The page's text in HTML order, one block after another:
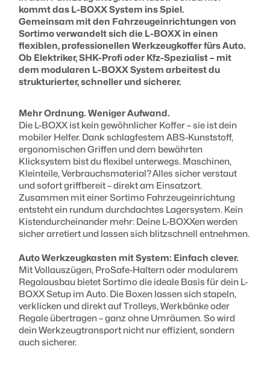
kommt das L-BOXX System ins Spiel.
Gemeinsam mit den Fahrzeugeinrichtungen von
Sortimo verwandelt sich die L-BOXX in einen
flexiblen, professionellen Werkzeugkoffer fürs Auto.
Ob Elektriker, SHK-Profi oder Kfz-Spezialist – mit
dem modularen L-BOXX System arbeitest du
strukturierter, schneller und sicherer.
Mehr Ordnung. Weniger Aufwand.
Die L-BOXX ist kein gewöhnlicher Koffer – sie ist dein
mobiler Helfer. Dank schlagfestem ABS-Kunststoff,
ergonomischen Griffen und dem bewährten
Klicksystem bist du flexibel unterwegs. Maschinen,
Kleinteile, Verbrauchsmaterial? Alles sicher verstaut
und sofort griffbereit – direkt am Einsatzort.
Zusammen mit einer Sortimo Fahrzeugeinrichtung
entsteht ein rundum durchdachtes Lagersystem. Kein
Kistendurcheinander mehr: Deine L-BOXXen werden
sicher arretiert und lassen sich blitzschnell entnehmen.
Auto Werkzeugkasten mit System: Einfach clever.
Mit Vollauszügen, ProSafe-Haltern oder modularem
Regalausbau bietet Sortimo die ideale Basis für dein L-
BOXX Setup im Auto. Die Boxen lassen sich stapeln,
verklicken und direkt auf Trolleys, Werkbänke oder
Regale übertragen – ganz ohne Umräumen. So wird
dein Werkzeugtransport nicht nur effizient, sondern
auch sicherer.